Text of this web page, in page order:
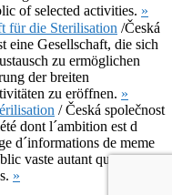
of selected activities. »
für die Sterilisation /Česká
eine Gesellschaft, die sich
zu ermöglichen
der breiten
zu eröffnen. »
/ Česká společnost
dont l´ambition est d
d´informations de meme
vaste autant que
»